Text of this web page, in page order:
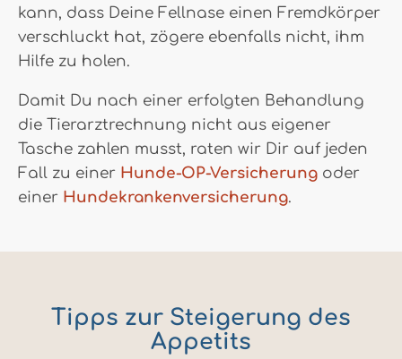
kann, dass Deine Fellnase einen Fremdkörper
verschluckt hat, zögere ebenfalls nicht, ihm
Hilfe zu holen.
Damit Du nach einer erfolgten Behandlung
die Tierarztrechnung nicht aus eigener
Tasche zahlen musst, raten wir Dir auf jeden
Fall zu einer Hunde-OP-Versicherung oder
einer Hundekrankenversicherung.
Tipps zur Steigerung des
Appetits